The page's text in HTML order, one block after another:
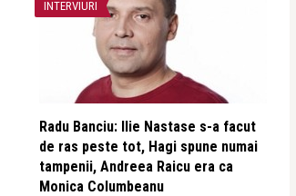
INTERVIURI
Radu Banciu: Ilie Nastase s-a facut
de ras peste tot, Hagi spune numai
tampenii, Andreea Raicu era ca
Monica Columbeanu